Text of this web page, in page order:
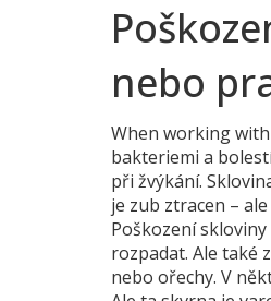
nebo
When working with
bakteriemi a
při žvýkání.
je zub ztracen –
Poškození
rozpadat. Ale také
nebo ořechy. V